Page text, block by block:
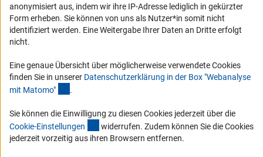
Erhalten Sie Neuigkeiten aus der DFG direkt in Ihr Mailpostfach oder
schauen Sie sich die Ausgaben online an.
Zum Newsletter
Impressum Datenschutz Cookie-Einstellungen
Kontakt
Service
anonymisiert aus, indem wir ihre IP-Adresse lediglich in gekürzter
Form erheben. Sie können von uns als Nutzer*in somit nicht
identifiziert werden. Eine Weitergabe Ihrer Daten an Dritte erfolgt
nicht.
Eine genaue Übersicht über möglicherweise verwendete Cookies
finden Sie in unserer Datenschutzerklärung in der Box "Webanalyse
mit Matomo" .
Sie können die Einwilligung zu diesen Cookies jederzeit über die
Cookie-Einstellungen (interner Link)
widerrufen. Zudem können Sie die Cookies
jederzeit vorzeitig aus ihren Browsern entfernen.